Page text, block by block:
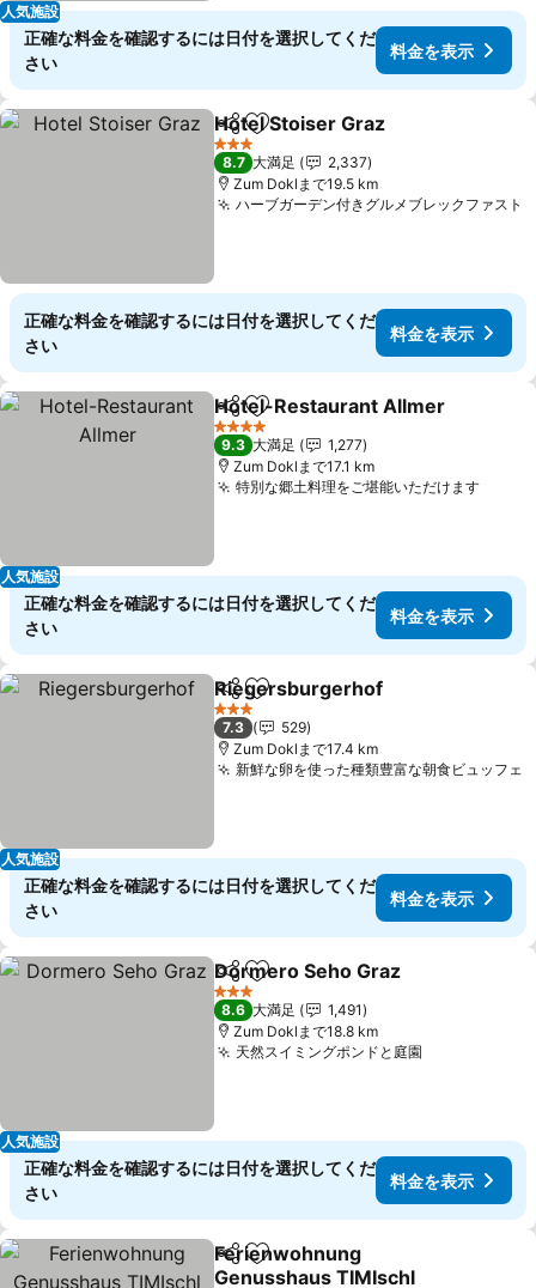
人気施設
正確な料金を確認するには日付を選択してくだ
さい
料金を表示
シェアお気に入りに追加
Hotel Stoiser Graz
3 ホテルのランク
8.7 大満足
2,337
Zum Doklまで19.5 km
ハーブガーデン付きグルメブレックファスト
正確な料金を確認するには日付を選択してくだ
さい
料金を表示
人気施設
シェアお気に入りに追加
Hotel-Restaurant Allmer
4 ホテルのランク
9.3 大満足
1,277
Zum Doklまで17.1 km
特別な郷土料理をご堪能いただけます料金
正確な料金を確認するには日付を選択してくだ
さい
料金を表示
人気施設
シェアお気に入りに追加
Riegersburgerhof
3 ホテルのランク
7.3
529
Zum Doklまで17.4 km
新鮮な卵を使った種類豊富な朝食ビュッフェ
正確な料金を確認するには日付を選択してくだ
さい
料金を表示
人気施設
シェアお気に入りに追加
Dormero Seho Graz
3 ホテルのランク
8.6 大満足
1,491
Zum Doklまで18.8 km
天然スイミングポンドと庭園
正確な料金を確認するには日付を選択してくだ
さい
料金を表示
シェアお気に入りに追加
Ferienwohnung
Genusshaus TIMIschl